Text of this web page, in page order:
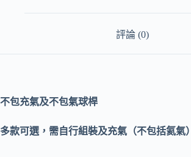
評論 (0)
不包充氣及不包氣球桿
多款可選，需自行組裝及充氣（不包括氦氣）